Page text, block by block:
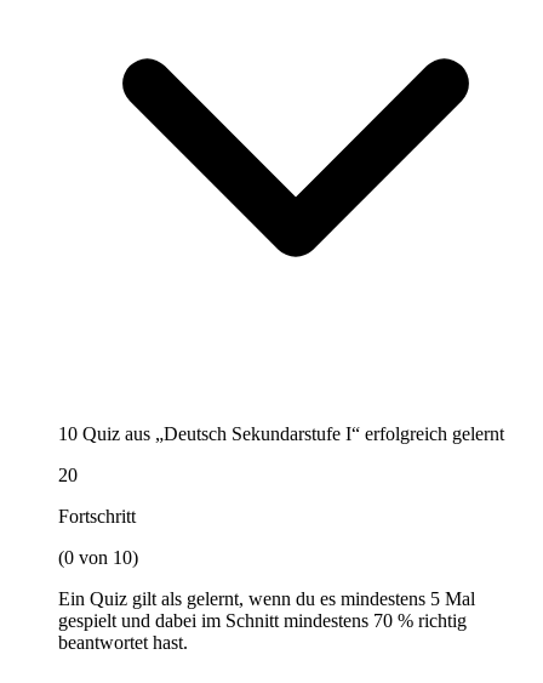
10 Quiz aus „Deutsch Sekundarstufe I“ erfolgreich gelernt
20
Fortschritt
(0 von 10)
Ein Quiz gilt als gelernt, wenn du es mindestens 5 Mal
gespielt und dabei im Schnitt mindestens 70 % richtig
beantwortet hast.